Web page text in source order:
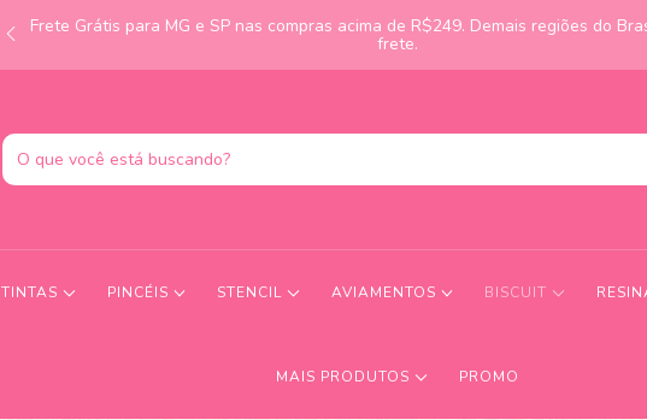
Frete Grátis para MG e SP nas compras acima de R$249. Demais regiões do
frete.
TINTAS PINCÉIS STENCIL AVIAMENTOS BISCUIT
MAIS PRODUTOS PROMO